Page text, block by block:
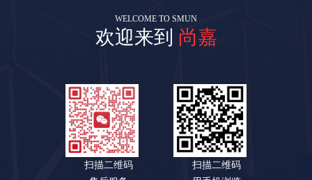
WELCOME TO SMUN
欢迎来到 尚嘉
扫描二维码
扫描二维码